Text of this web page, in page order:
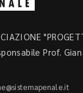
Prof.